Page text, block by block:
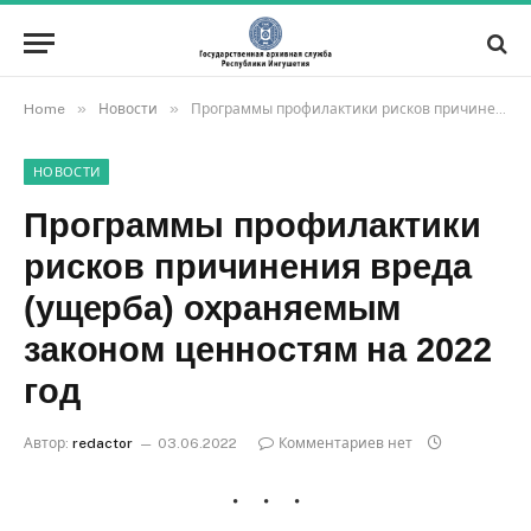
Home » Новости » Программы профилактики рисков причинения вреда (ущерба) охраняемым законом ценностям на 2022 год
НОВОСТИ
Программы профилактики
рисков причинения вреда
(ущерба) охраняемым
законом ценностям на 2022
год
Автор: redactor 03.06.2022 Комментариев нет